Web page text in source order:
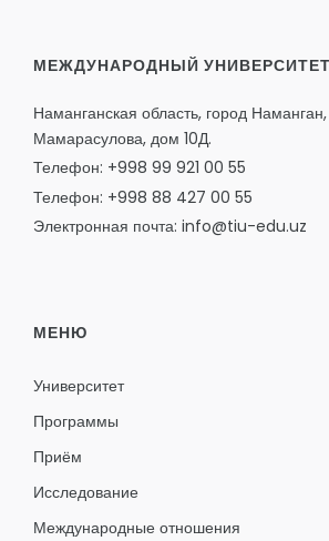
МЕЖДУНАРОДНЫЙ
Наманганская область, город
Мамарасулова, дом 10Д.
Телефон: +998 99 921 00 55
Телефон: +998 88 427 00 55
Электронная почта: info@tiu-edu.uz
МЕНЮ
Университет
Программы
Приём
Исследование
Международные отношения